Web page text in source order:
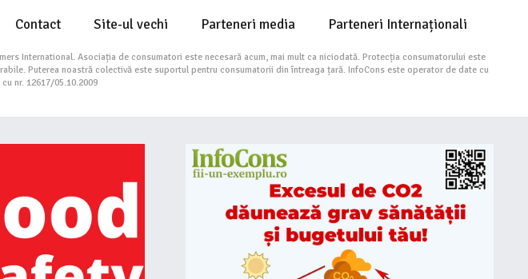
Contact Site-ul vechi Parteneri media Parteneri Internaționali
International. Asociația de consumatori este necesară acum, mai mult ca niciodată. Protecția consumatorului este
Puterea noastră colectivă este suportul pentru consumatorii din întreaga țară. InfoCons este operator de date cu
nr. 12617/05.10.2009